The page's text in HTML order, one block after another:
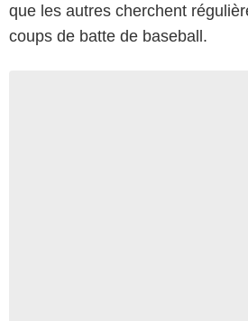
que les autres cherchent
coups de batte de baseball.